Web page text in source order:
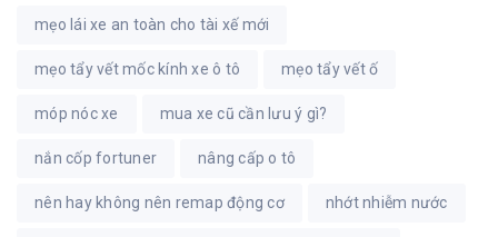
mẹo lái xe an toàn cho tài xế mới
mẹo tẩy vết mốc kính xe ô tô mẹo tẩy vết ố
móp nóc xe mua xe cũ cần lưu ý gì?
nắn cốp fortuner nâng cấp o tô
nên hay không nên remap động cơ nhớt nhiễm nước